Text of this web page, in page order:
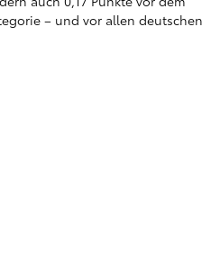
– und vor allen deutschen